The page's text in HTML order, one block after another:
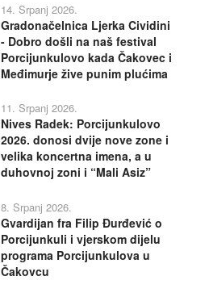
14. Srpanj 2026.
Gradonačelnica Ljerka Cividini
- Dobro došli na naš festival
Porcijunkulovo kada Čakovec i
Međimurje žive punim plućima
11. Srpanj 2026.
Nives Radek: Porcijunkulovo
2026. donosi dvije nove zone i
velika koncertna imena, a u
duhovnoj zoni i “Mali Asiz”
8. Srpanj 2026.
Gvardijan fra Filip Đurđević o
Porcijunkuli i vjerskom dijelu
programa Porcijunkulova u
Čakovcu